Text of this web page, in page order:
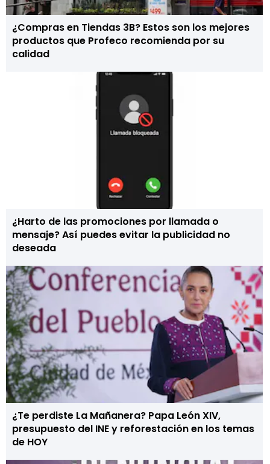
¿Compras en Tiendas 3B? Estos son los mejores
productos que Profeco recomienda por su
calidad
¿Harto de las promociones por llamada o
mensaje? Así puedes evitar la publicidad no
deseada
¿Te perdiste La Mañanera? Papa León XIV,
presupuesto del INE y reforestación en los temas
de HOY